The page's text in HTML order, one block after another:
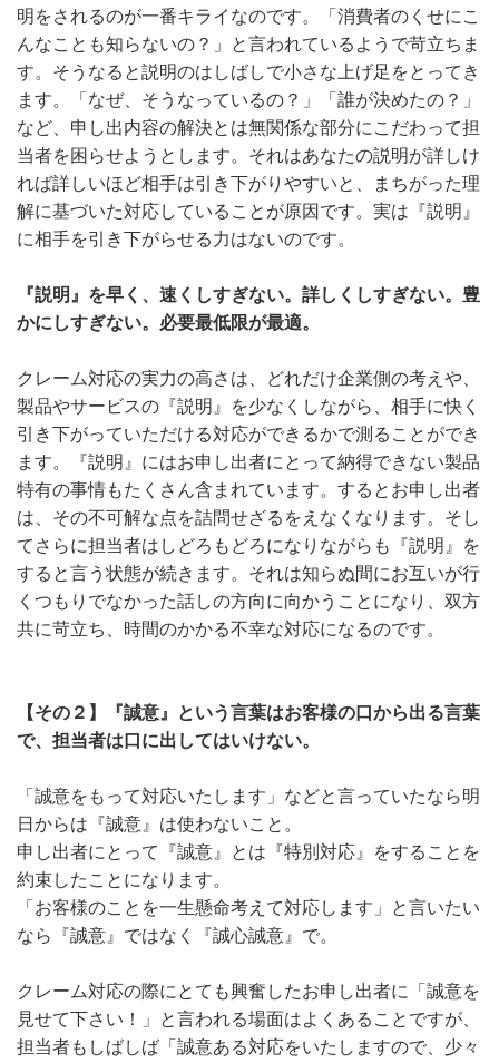
明をされるのが一番キライなのです。「消費者のくせにこ
んなことも知らないの？」と言われているようで苛立ちま
す。そうなると説明のはしばしで小さな上げ足をとってき
ます。「なぜ、そうなっているの？」「誰が決めたの？」
など、申し出内容の解決とは無関係な部分にこだわって担
当者を困らせようとします。それはあなたの説明が詳しけ
れば詳しいほど相手は引き下がりやすいと、まちがった理
解に基づいた対応していることが原因です。実は『説明』
に相手を引き下がらせる力はないのです。
『説明』を早く、速くしすぎない。詳しくしすぎない。豊
かにしすぎない。必要最低限が最適。
クレーム対応の実力の高さは、どれだけ企業側の考えや、
製品やサービスの『説明』を少なくしながら、相手に快く
引き下がっていただける対応ができるかで測ることができ
ます。『説明』にはお申し出者にとって納得できない製品
特有の事情もたくさん含まれています。するとお申し出者
は、その不可解な点を詰問せざるをえなくなります。そし
てさらに担当者はしどろもどろになりながらも『説明』を
すると言う状態が続きます。それは知らぬ間にお互いが行
くつもりでなかった話しの方向に向かうことになり、双方
共に苛立ち、時間のかかる不幸な対応になるのです。
【その２】『誠意』という言葉はお客様の口から出る言葉
で、担当者は口に出してはいけない。
「誠意をもって対応いたします」などと言っていたなら明
日からは『誠意』は使わないこと。
申し出者にとって『誠意』とは『特別対応』をすることを
約束したことになります。
「お客様のことを一生懸命考えて対応します」と言いたい
なら『誠意』ではなく『誠心誠意』で。
クレーム対応の際にとても興奮したお申し出者に「誠意を
見せて下さい！」と言われる場面はよくあることですが、
担当者もしばしば「誠意ある対応をいたしますので、少々